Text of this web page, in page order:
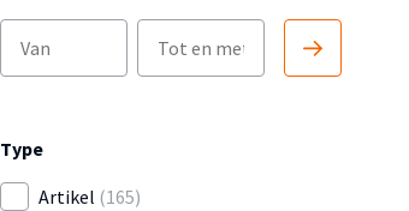
Type
Artikel (165)